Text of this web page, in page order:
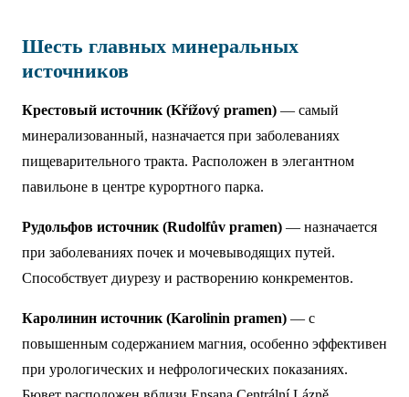
Шесть главных минеральных
источников
Крестовый источник (Křížový pramen) — самый
минерализованный, назначается при заболеваниях
пищеварительного тракта. Расположен в элегантном
павильоне в центре курортного парка.
Рудольфов источник (Rudolfův pramen) — назначается
при заболеваниях почек и мочевыводящих путей.
Способствует диурезу и растворению конкрементов.
Каролинин источник (Karolinin pramen) — с
повышенным содержанием магния, особенно эффективен
при урологических и нефрологических показаниях.